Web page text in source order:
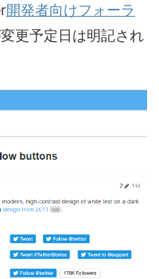
開発者向けフォーラ
更予定日は明記され